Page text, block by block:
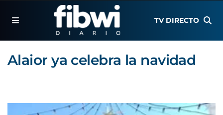
TV DIRECTO
Alaior ya celebra la navidad